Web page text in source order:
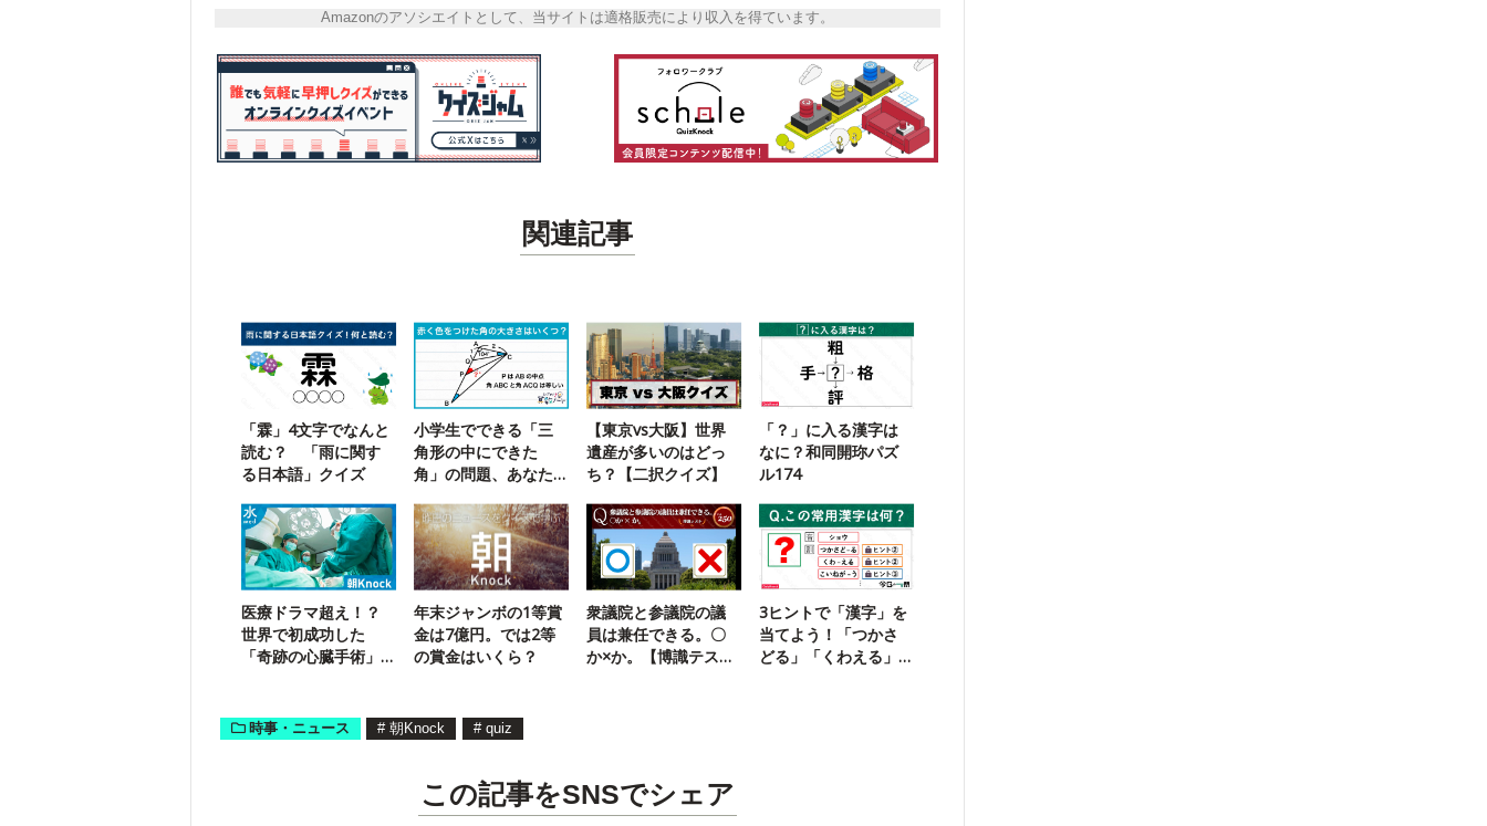
Amazonのアソシエイトとして、当サイトは適格販売により収入を得ています。
関連記事
「霖」4文字でなんと
読む？ 「雨に関す
る日本語」クイズ
小学生でできる「三
角形の中にできた
角」の問題、あなた
【東京vs大阪】世界
遺産が多いのはどっ
ち？【二択クイズ】
「？」に入る漢字は
なに？和同開珎パズ
ル174
医療ドラマ超え！？
世界で初成功した
「奇跡の心臓手術」
年末ジャンボの1等賞
金は7億円。では2等
の賞金はいくら？
衆議院と参議院の議
員は兼任できる。〇
か×か。【博識テス
3ヒントで「漢字」を
当てよう！「つかさ
どる」「くわえる」
時事・ニュース # 朝Knock # quiz
この記事をSNSでシェア